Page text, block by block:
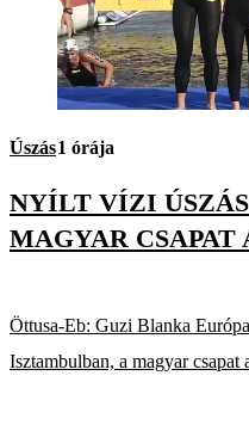
Úszás1 órája
NYÍLT VÍZI
MAGYAR CSAPAT
Öttusa-Eb: Guzi Blanka
Isztambulban, a magyar csapat